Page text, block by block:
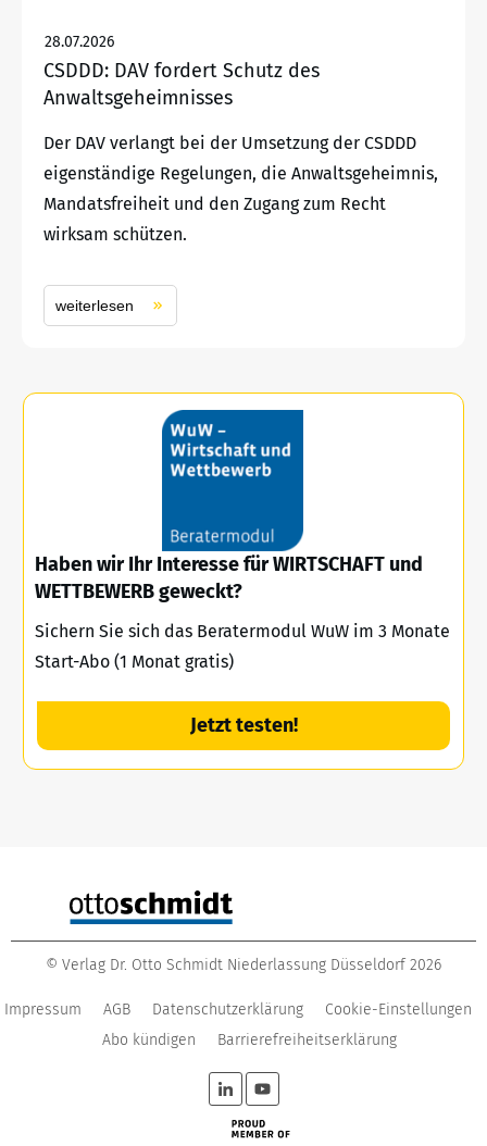
28.07.2026
CSDDD: DAV fordert Schutz des
Anwaltsgeheimnisses
Der DAV verlangt bei der Umsetzung der CSDDD
eigenständige Regelungen, die Anwaltsgeheimnis,
Mandatsfreiheit und den Zugang zum Recht
wirksam schützen.
weiterlesen
Haben wir Ihr Interesse für WIRTSCHAFT und
WETTBEWERB geweckt?
Sichern Sie sich das Beratermodul WuW im 3 Monate
Start-Abo (1 Monat gratis)
Jetzt testen!
© Verlag Dr. Otto Schmidt Niederlassung Düsseldorf 2026
Impressum AGB Datenschutzerklärung
Cookie-Einstellungen
Abo kündigen
Barrierefreiheitserklärung